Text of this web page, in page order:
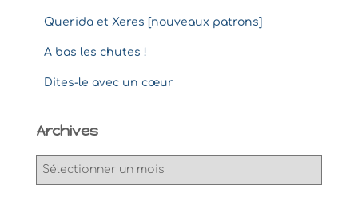
Querida et Xeres [nouveaux patrons]
A bas les chutes !
Dites-le avec un cœur
Archives